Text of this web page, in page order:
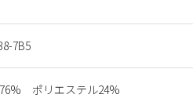
7B5
ポリエステル24%